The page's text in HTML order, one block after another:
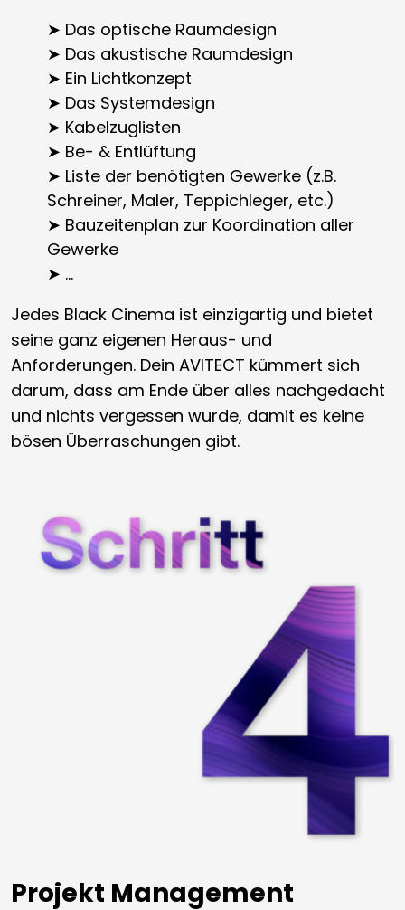
➤ Das optische Raumdesign
➤ Das akustische Raumdesign
➤ Ein Lichtkonzept
➤ Das Systemdesign
➤ Kabelzuglisten
➤ Be- & Entlüftung
➤ Liste der benötigten Gewerke (z.B.
Schreiner, Maler, Teppichleger, etc.)
➤ Bauzeitenplan zur Koordination aller
Gewerke
➤ …
Jedes Black Cinema ist einzigartig und bietet
seine ganz eigenen Heraus- und
Anforderungen. Dein AVITECT kümmert sich
darum, dass am Ende über alles nachgedacht
und nichts vergessen wurde, damit es keine
bösen Überraschungen gibt.
Projekt Management